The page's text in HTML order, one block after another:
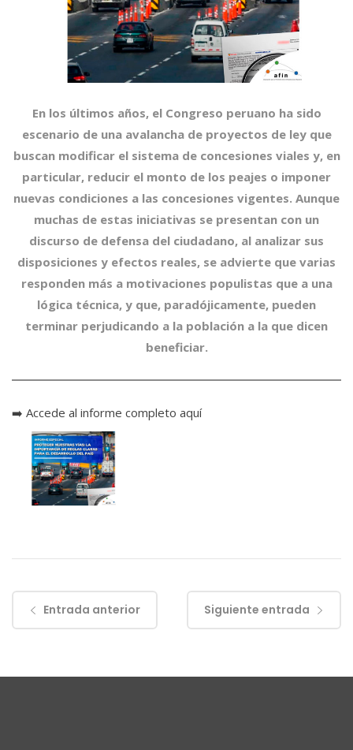
En los últimos años, el Congreso peruano ha sido
escenario de una avalancha de proyectos de ley que
buscan modificar el sistema de concesiones viales y, en
particular, reducir el monto de los peajes o imponer
nuevas condiciones a las concesiones vigentes. Aunque
muchas de estas iniciativas se presentan con un
discurso de defensa del ciudadano, al analizar sus
disposiciones y efectos reales, se advierte que varias
responden más a motivaciones populistas que a una
lógica técnica, y que, paradójicamente, pueden
terminar perjudicando a la población a la que dicen
beneficiar.
➡️ Accede al informe completo aquí
Entrada anterior Siguiente entrada